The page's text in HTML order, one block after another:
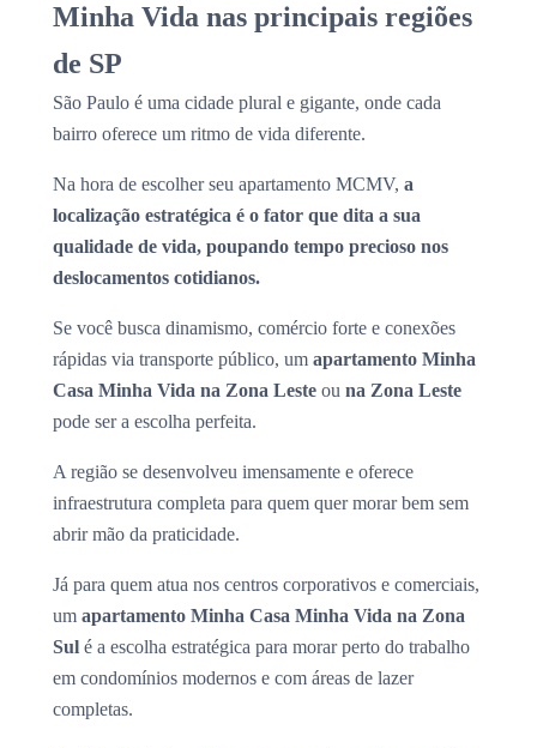
Minha Vida nas principais regiões
de SP
São Paulo é uma cidade plural e gigante, onde cada
bairro oferece um ritmo de vida diferente.
Na hora de escolher seu apartamento MCMV, a
localização estratégica é o fator que dita a sua
qualidade de vida, poupando tempo precioso nos
deslocamentos cotidianos.
Se você busca dinamismo, comércio forte e conexões
rápidas via transporte público, um apartamento Minha
Casa Minha Vida na Zona Leste ou na Zona Leste
pode ser a escolha perfeita.
A região se desenvolveu imensamente e oferece
infraestrutura completa para quem quer morar bem sem
abrir mão da praticidade.
Já para quem atua nos centros corporativos e comerciais,
um apartamento Minha Casa Minha Vida na Zona
Sul é a escolha estratégica para morar perto do trabalho
em condomínios modernos e com áreas de lazer
completas.